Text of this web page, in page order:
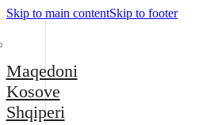
Skip to main contentSkip to footer
Maqedoni
Kosove
Shqiperi